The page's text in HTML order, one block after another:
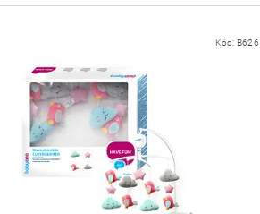
Kód: B626